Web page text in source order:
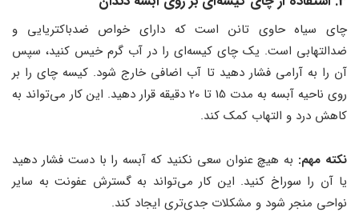
چای سیاه حاوی تانن است که دارای خواص ضدباکتریایی و
ضدالتهابی است. یک چای کیسه‌ای را در آب گرم خیس کنید، سپس
آن را به آرامی فشار دهید تا آب اضافی خارج شود. کیسه چای را بر
روی ناحیه آبسه به مدت 15 تا 20 دقیقه قرار دهید. این کار می‌تواند به
کاهش درد و التهاب کمک کند.
نکته مهم: به هیچ عنوان سعی نکنید که آبسه را با دست فشار دهید
یا آن را سوراخ کنید. این کار می‌تواند به گسترش عفونت به سایر
نواحی منجر شود و مشکلات جدی‌تری ایجاد کند.